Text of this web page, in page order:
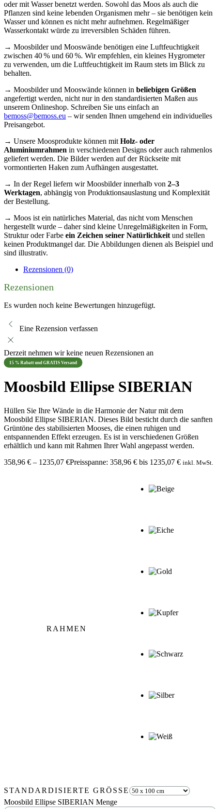
oder mit Wasser benetzt werden. Sowohl das Moos als auch die
Pflanzen sind keine lebenden Organismen mehr – sie benötigen kein
Wasser und können es nicht mehr aufnehmen. Regelmäßiger
Wasserkontakt würde zu irreversiblen Schäden führen.
→ Moosbilder und Mooswände benötigen eine Luftfeuchtigkeit
zwischen 40 % und 60 %. Wir empfehlen, ein kleines Hygrometer
zu verwenden, um die Luftfeuchtigkeit im Raum stets im Blick zu
behalten.
→ Moosbilder und Mooswände können in beliebigen Größen
angefertigt werden, nicht nur in den standardisierten Maßen aus
unserem Onlineshop. Schreiben Sie uns einfach an
bemoss@bemoss.eu – wir senden Ihnen umgehend ein individuelles
Preisangebot.
→ Unsere Moosprodukte können mit Holz- oder
Aluminiumrahmen in verschiedenen Designs oder auch rahmenlos
geliefert werden. Die Bilder werden auf der Rückseite mit
vormontierten Haken zum Aufhängen ausgestattet.
→ In der Regel liefern wir Moosbilder innerhalb von 2–3
Werktagen, abhängig von Produktionsauslastung und Komplexität
der Bestellung.
→ Moos ist ein natürliches Material, das nicht vom Menschen
hergestellt wurde – daher sind kleine Unregelmäßigkeiten in Form,
Struktur oder Farbe ein Zeichen seiner Natürlichkeit und stellen
keinen Produktmangel dar. Die Abbildungen dienen als Beispiel und
sind illustrativ.
Rezensionen (0)
Rezensionen
Es wurden noch keine Bewertungen hinzugefügt.
Eine Rezension verfassen
Derzeit nehmen wir keine neuen Rezensionen an
15 % Rabatt und GRATIS Versand
Moosbild Ellipse SIBERIAN
Hüllen Sie Ihre Wände in die Harmonie der Natur mit dem
Moosbild Ellipse SIBERIAN. Dieses Bild besticht durch die sanften
Grüntöne des stabilisierten Mooses, die einen ruhigen und
entspannenden Effekt erzeugen. Es ist in verschiedenen Größen
erhältlich und kann mit Rahmen Ihrer Wahl angepasst werden.
358,96 € – 1235,07 €Preisspanne: 358,96 € bis 1235,07 € inkl. MwSt.
RAHMEN
STANDARDISIERTE GRÖSSE
Moosbild Ellipse SIBERIAN Menge